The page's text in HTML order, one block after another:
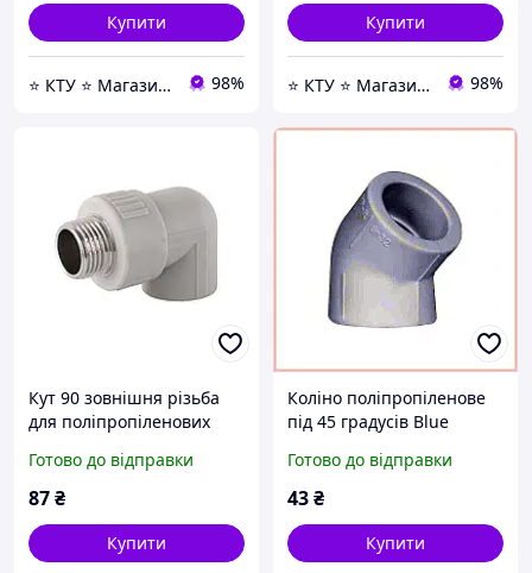
Купити
⭐ КТУ ⭐ Магазин Насосной техники, Водоочистки, Отопления и любой Сантехники ⭐ 98%
Купити
⭐ КТУ ⭐ Магазин Насосной техники, Водоочистки, Отопления и любой Сантехники ⭐ 98%
Кут 90 зовнішня різьба
для поліпропіленових
ф32х1/2 - інтернет-
магазин -KTY24-
Готово до відправки
87₴
Купити
Коліно поліпропіленове
під 45 градусів Blue
паяння ППР труб
діаметром 32 мм.
Готово до відправки
43₴
Купити